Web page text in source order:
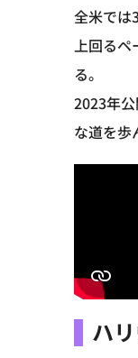
全米では
上回るペ
る。
2023年
な道を歩
ハ